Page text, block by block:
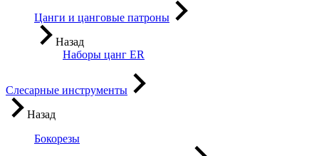
Цанги и цанговые патроны
Назад
Наборы цанг ER
Слесарные инструменты
Назад
Бокорезы